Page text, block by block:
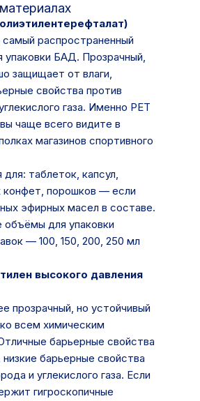
распространенный
упаковки БАД. Прозрачный,
защищает от влаги,
свойства против
газа. Именно РЕТ
чаще всего видите в
магазинов спортивного
таблеток, капсул,
конфет, порошков — если
эфирных масел в составе.
для упаковки
— 100, 150, 200, 250 мл
высокого давления
прозрачный, но устойчивый
всем химическим
барьерные свойства
низкие барьерные свойства
и углекислого газа. Если
гигроскопичные